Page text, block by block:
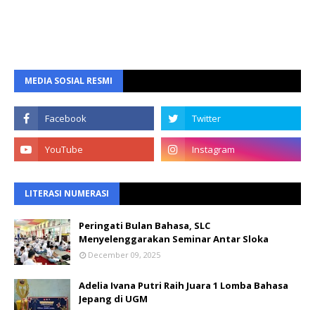
MEDIA SOSIAL RESMI
LITERASI NUMERASI
Peringati Bulan Bahasa, SLC
Menyelenggarakan Seminar Antar Sloka
December 09, 2025
Adelia Ivana Putri Raih Juara 1 Lomba Bahasa
Jepang di UGM